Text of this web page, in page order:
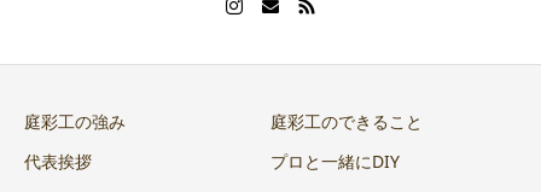
庭彩工の強み
庭彩工のできること
代表挨拶
プロと一緒にDIY